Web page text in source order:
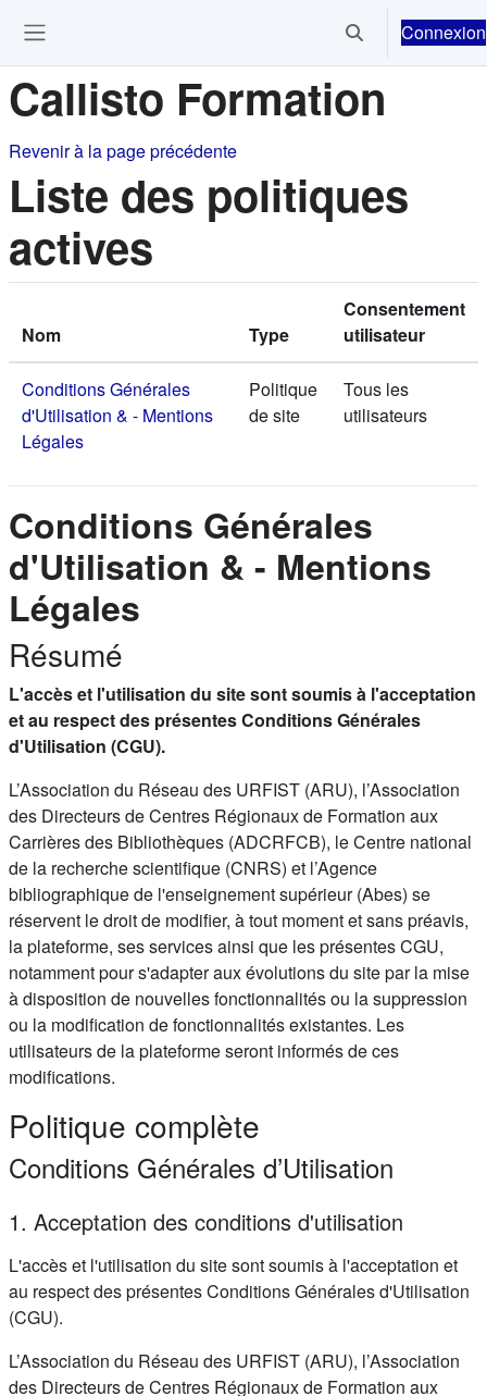
Activer/Connexion
Callisto Formation
Revenir à la page précédente
Liste des politiques
actives
Nom Type
Consentement
utilisateur
Conditions Générales
d'Utilisation & - Mentions
Légales
Politique
de site
Tous les
utilisateurs
Conditions Générales
d'Utilisation & - Mentions
Légales
Résumé
L'accès et l'utilisation du site sont soumis à l'acceptation
et au respect des présentes Conditions Générales
d'Utilisation (CGU).
L’Association du Réseau des URFIST (ARU), l’Association
des Directeurs de Centres Régionaux de Formation aux
Carrières des Bibliothèques (ADCRFCB), le Centre national
de la recherche scientifique (CNRS) et l’Agence
bibliographique de l'enseignement supérieur (Abes) se
réservent le droit de modifier, à tout moment et sans préavis,
la plateforme, ses services ainsi que les présentes CGU,
notamment pour s'adapter aux évolutions du site par la mise
à disposition de nouvelles fonctionnalités ou la suppression
ou la modification de fonctionnalités existantes. Les
utilisateurs de la plateforme seront informés de ces
modifications.
Politique complète
Conditions Générales d’Utilisation
1. Acceptation des conditions d'utilisation
L'accès et l'utilisation du site sont soumis à l'acceptation et
au respect des présentes Conditions Générales d'Utilisation
(CGU).
L’Association du Réseau des URFIST (ARU), l’Association
des Directeurs de Centres Régionaux de Formation aux